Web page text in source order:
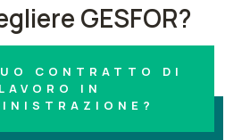
GESFOR?
CONTRATTO DI
LAVORO IN